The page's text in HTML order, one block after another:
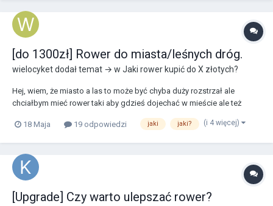
[do 1300zł] Rower do miasta/leśnych dróg.
wielocyketdodał temat → w Jaki rower kupić do X złotych?
Hej, wiem, że miasto a las to może być chyba duży rozstrzał ale
chciałbym mieć rower taki aby gdzieś dojechać w mieście ale też
zrealizowania szczególnie przy takim budżecie. To będzie mój
18 Maja 19 odpowiedzi jaki jaki? (i 4 więcej)
[Upgrade] Czy warto ulepszać rower?